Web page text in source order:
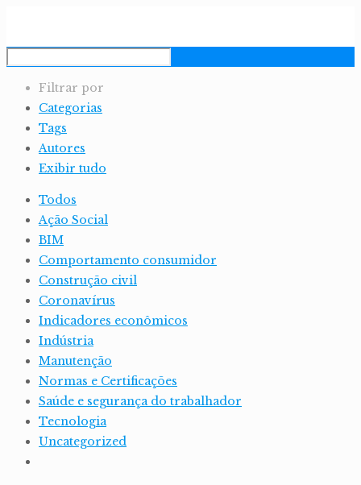
Filtrar por
Categorias
Tags
Autores
Exibir tudo
Todos
Ação Social
BIM
Comportamento consumidor
Construção civil
Coronavírus
Indicadores econômicos
Indústria
Manutenção
Normas e Certificações
Saúde e segurança do trabalhador
Tecnologia
Uncategorized